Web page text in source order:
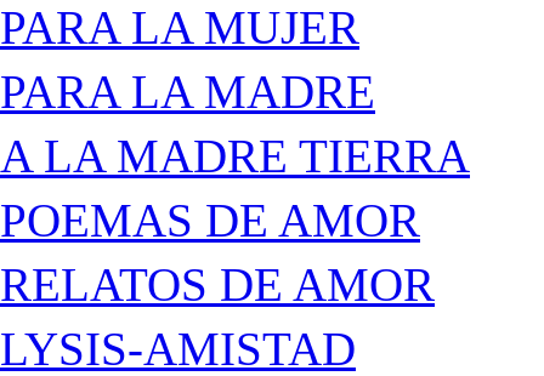
PARA LA MUJER
PARA LA MADRE
A LA MADRE TIERRA
POEMAS DE AMOR
RELATOS DE AMOR
LYSIS-AMISTAD